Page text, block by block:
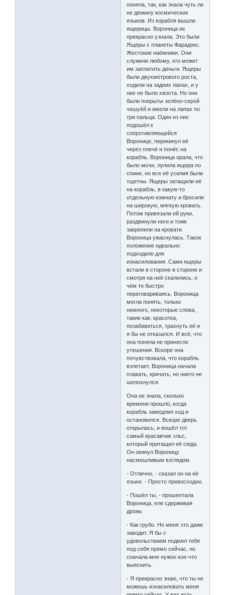
поняла, так, как знала чуть ли
не дюжину космических
языков. Из корабля вышли
ящерицы. Вороница их
прекрасно узнала. Это были
Ящеры с планеты Фарадокс.
Жестокие наёмники. Они
служили любому, кто может
им заплатить деньги. Ящеры
были двухметрового роста,
ходили на задних лапах, и у
них не было хвоста. Но они
были покрыты зелёно-серой
чешуёй и имели на лапах по
три пальца. Один из них
подошёл к
сопротивляющейся
Воронице, перекинул её
через плечё и понёс на
корабль. Вороница орала, что
было мочи, лупила ящера по
спине, но все её усилия были
тщетны. Ящеры затащили её
на корабль, в какую-то
отдельную комнату и бросили
на широкую, мягкую кровать.
Потом привязали ей руки,
раздвинули ноги и тоже
закрепили на кровати.
Вороница ужаснулась. Такое
положение идеально
подходило для
изнасилования. Сами ящеры
встали в стороне в стороне и
смотря на неё скалились, о
чём то быстро
переговариваясь. Вороница
могла понять, только
немного, некоторые слова,
такие как: красотка,
позабавиться, трахнуть её и
я бы не отказался. И всё, что
она поняла не принесло
утешения. Вскоре она
почувствовала, что корабль
взлетает. Вороница начала
плакать, кричать, но никто не
шелохнулся
Она не знала, сколько
времени прошло, когда
корабль замедлил ход и
остановился. Вскоре дверь
открылась, и вошёл тот
самый красавчик эльс,
который притащил её сюда.
Он окинул Вороницу
насмешливым взглядом.
- Отлично, - сказал он на её
языке. - Просто превосходно.
- Пошёл ты, - прошептала
Вороница, еле сдерживая
дрожь
- Как грубо. Но меня это даже
заводит. Я бы с
удовольствием подмял тебя
под себя прямо сейчас, но
сначала мне нужно кое-что
выяснить.
- Я прекрасно знаю, что ты не
можешь изнасиловать меня